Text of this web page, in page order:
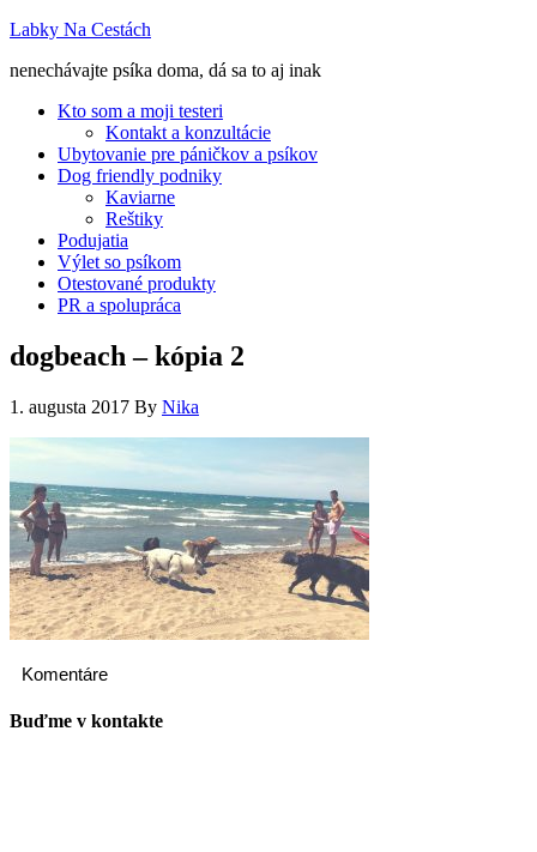
Labky Na Cestách
nenechávajte psíka doma, dá sa to aj inak
Kto som a moji testeri
Kontakt a konzultácie
Ubytovanie pre páničkov a psíkov
Dog friendly podniky
Kaviarne
Reštiky
Podujatia
Výlet so psíkom
Otestované produkty
PR a spolupráca
dogbeach – kópia 2
1. augusta 2017 By Nika
Komentáre
Buďme v kontakte